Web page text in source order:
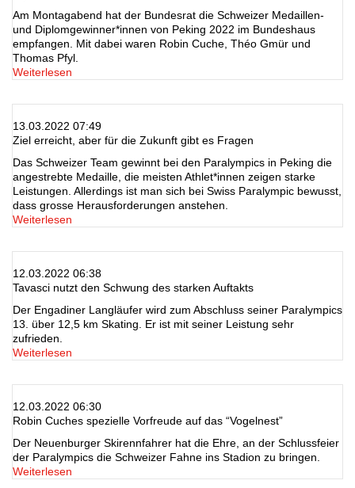
Am Montagabend hat der Bundesrat die Schweizer Medaillen-
und Diplomgewinner*innen von Peking 2022 im Bundeshaus
empfangen. Mit dabei waren Robin Cuche, Théo Gmür und
Thomas Pfyl.
Weiterlesen
13.03.2022 07:49
Ziel erreicht, aber für die Zukunft gibt es Fragen
Das Schweizer Team gewinnt bei den Paralympics in Peking die
angestrebte Medaille, die meisten Athlet*innen zeigen starke
Leistungen. Allerdings ist man sich bei Swiss Paralympic bewusst,
dass grosse Herausforderungen anstehen.
Weiterlesen
12.03.2022 06:38
Tavasci nutzt den Schwung des starken Auftakts
Der Engadiner Langläufer wird zum Abschluss seiner Paralympics
13. über 12,5 km Skating. Er ist mit seiner Leistung sehr
zufrieden.
Weiterlesen
12.03.2022 06:30
Robin Cuches spezielle Vorfreude auf das “Vogelnest”
Der Neuenburger Skirennfahrer hat die Ehre, an der Schlussfeier
der Paralympics die Schweizer Fahne ins Stadion zu bringen.
Weiterlesen